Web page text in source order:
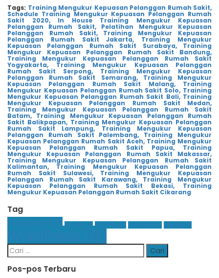
Tags: Training Mengukur Kepuasan Pelanggan Rumah Sakit,
Schedule Training Mengukur Kepuasan Pelanggan Rumah
Sakit 2020, In House Training Mengukur Kepuasan
Pelanggan Rumah Sakit, Pelatihan Mengukur Kepuasan
Pelanggan Rumah Sakit, Training Mengukur Kepuasan
Pelanggan Rumah Sakit Jakarta, Training Mengukur
Kepuasan Pelanggan Rumah Sakit Surabaya, Training
Mengukur Kepuasan Pelanggan Rumah Sakit Bandung,
Training Mengukur Kepuasan Pelanggan Rumah Sakit
Yogyakarta, Training Mengukur Kepuasan Pelanggan
Rumah Sakit Serpong, Training Mengukur Kepuasan
Pelanggan Rumah Sakit Semarang, Training Mengukur
Kepuasan Pelanggan Rumah Sakit Malang, Training
Mengukur Kepuasan Pelanggan Rumah Sakit Solo, Training
Mengukur Kepuasan Pelanggan Rumah Sakit Bali, Training
Mengukur Kepuasan Pelanggan Rumah Sakit Medan,
Training Mengukur Kepuasan Pelanggan Rumah Sakit
Batam, Training Mengukur Kepuasan Pelanggan Rumah
Sakit Balikpapan, Training Mengukur Kepuasan Pelanggan
Rumah Sakit Lampung, Training Mengukur Kepuasan
Pelanggan Rumah Sakit Palembang, Training Mengukur
Kepuasan Pelanggan Rumah Sakit Aceh, Training Mengukur
Kepuasan Pelanggan Rumah Sakit Papua, Training
Mengukur Kepuasan Pelanggan Rumah Sakit Makassar,
Training Mengukur Kepuasan Pelanggan Rumah Sakit
Kalimantan, Training Mengukur Kepuasan Pelanggan
Rumah Sakit Sulawesi, Training Mengukur Kepuasan
Pelanggan Rumah Sakit Karawang, Training Mengukur
Kepuasan Pelanggan Rumah Sakit Bekasi, Training
Mengukur Kepuasan Pelanggan Rumah Sakit Cikarang
Tag
Business (3)
WordPress (8)
Cari
untuk:
Pos-pos Terbaru